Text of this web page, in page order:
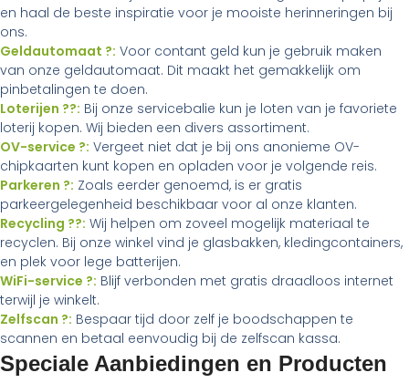
en haal de beste inspiratie voor je mooiste herinneringen bij
ons.
Geldautomaat ?: Voor contant geld kun je gebruik maken
van onze geldautomaat. Dit maakt het gemakkelijk om
pinbetalingen te doen.
Loterijen ??: Bij onze servicebalie kun je loten van je favoriete
loterij kopen. Wij bieden een divers assortiment.
OV-service ?: Vergeet niet dat je bij ons anonieme OV-
chipkaarten kunt kopen en opladen voor je volgende reis.
Parkeren ?: Zoals eerder genoemd, is er gratis
parkeergelegenheid beschikbaar voor al onze klanten.
Recycling ??: Wij helpen om zoveel mogelijk materiaal te
recyclen. Bij onze winkel vind je glasbakken, kledingcontainers,
en plek voor lege batterijen.
WiFi-service ?: Blijf verbonden met gratis draadloos internet
terwijl je winkelt.
Zelfscan ?: Bespaar tijd door zelf je boodschappen te
scannen en betaal eenvoudig bij de zelfscan kassa.
Speciale Aanbiedingen en Producten